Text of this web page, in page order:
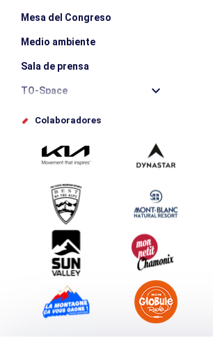
Mesa del Congreso
Medio ambiente
Sala de prensa
TO-Space
Offices de tourisme
Envíe su evento
Service groupes et séminaires
Descargar
Turismo y discapacidad
Colaboradores